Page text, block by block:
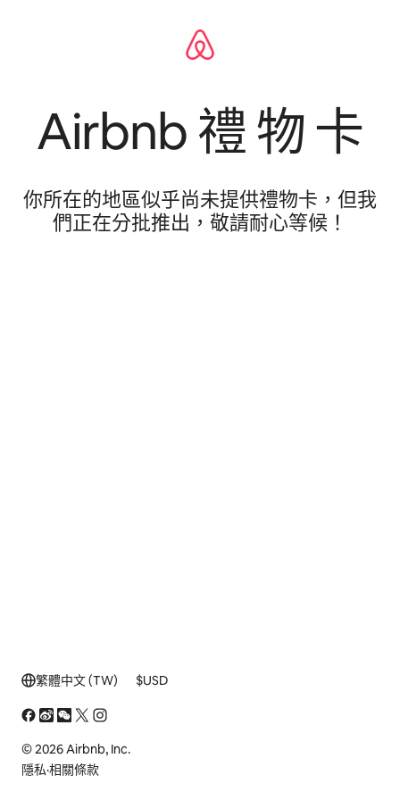
Airbnb 禮 物 卡
你所在的地區似乎尚未提供禮物卡，但我
們正在分批推出，敬請耐心等候！
繁體中文 (TW) $USD
© 2026 Airbnb, Inc.
隱私·相關條款